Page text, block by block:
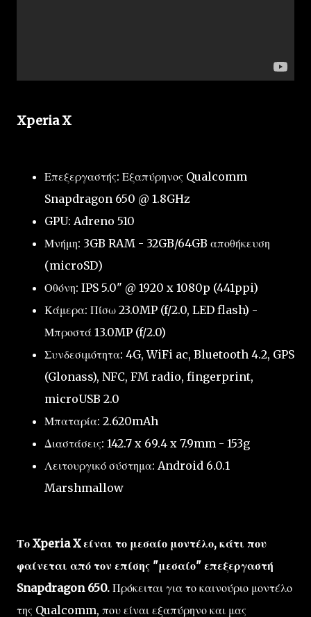
Xperia X
Επεξεργαστής: Εξαπύρηνος Qualcomm
Snapdragon 650 @ 1.8GHz
GPU: Adreno 510
Μνήμη: 3GB RAM - 32GB/64GB αποθήκευση
(microSD)
Οθόνη: IPS 5.0" @ 1920 x 1080p (441ppi)
Κάμερα: Πίσω 23.0MP (f/2.0, LED flash) -
Μπροστά 13.0MP (f/2.0)
Συνδεσιμότητα: 4G, WiFi ac, Bluetooth 4.2, GPS
(Glonass), NFC, FM radio, fingerprint,
microUSB 2.0
Μπαταρία: 2.620mAh
Διαστάσεις: 142.7 x 69.4 x 7.9mm - 153g
Λειτουργικό σύστημα: Android 6.0.1
Marshmallow
Το Xperia X είναι το μεσαίο μοντέλο, κάτι που
φαίνεται από τον επίσης "μεσαίο" επεξεργαστή
Snapdragon 650. Πρόκειται για το καινούριο μοντέλο
της Qualcomm, που είναι εξαπύρηνο και μας